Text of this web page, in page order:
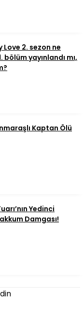
Love 2. sezon ne
bölüm yayınlandı mı,
Kaptan Ölü
Yedinci
Damgası!